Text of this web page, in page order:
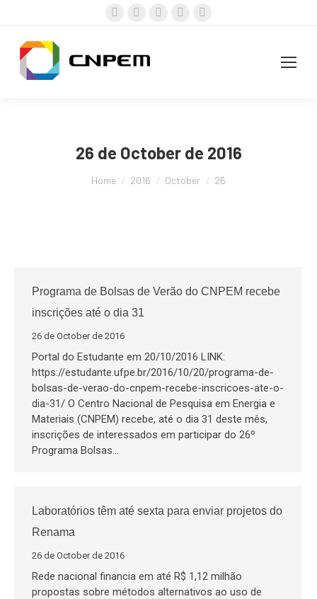
Facebook
in
in
InstagramYouTube
26 de October de 2016
Home 2016 October 26
Programa de Bolsas de Verão do CNPEM recebe
inscrições até o dia 31
26 de October de 2016
Portal do Estudante em 20/10/2016 LINK:
https://estudante.ufpe.br/2016/10/20/programa-de-
bolsas-de-verao-do-cnpem-recebe-inscricoes-ate-o-
dia-31/ O Centro Nacional de Pesquisa em Energia e
Materiais (CNPEM) recebe, até o dia 31 deste mês,
inscrições de interessados em participar do 26º
Programa Bolsas…
Laboratórios têm até sexta para enviar projetos do
Renama
26 de October de 2016
Rede nacional financia em até R$ 1,12 milhão
propostas sobre métodos alternativos ao uso de